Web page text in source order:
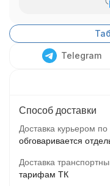
Telegram
Способ доставки
Доставка курьером
обговаривается
Доставка
тарифам ТК